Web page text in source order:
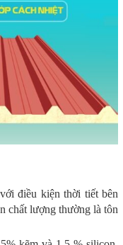
điều kiện thời tiết bên
chất lượng thường là tôn